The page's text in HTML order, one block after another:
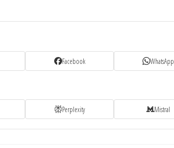
Facebook WhatsApp
Perplexity Mistral